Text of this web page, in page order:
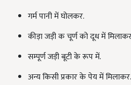
गर्म पानी में घोलकर.
कीड़ा जड़ी क चूर्ण को दूध में
सम्पूर्ण जड़ी बूटी के रूप में.
अन्य किसी प्रकार के पेय में मिलाकर.